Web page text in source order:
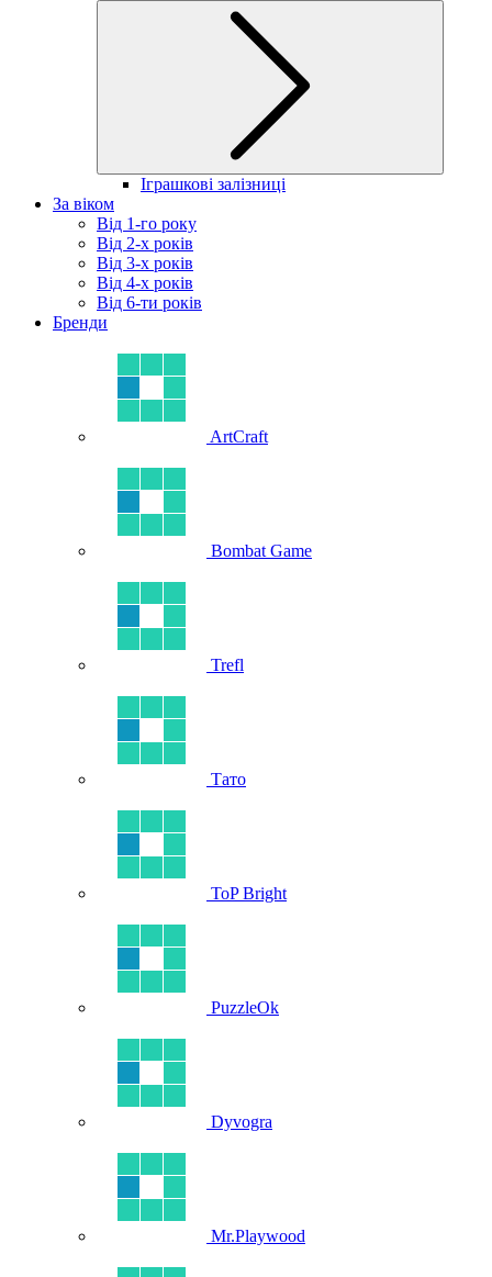
Іграшкові залізниці
За віком
Від 1-го року
Від 2-х років
Від 3-х років
Від 4-х років
Від 6-ти років
Бренди
ArtCraft
Bombat Game
Trefl
Тато
ToP Bright
PuzzleOk
Dyvogra
Mr.Playwood